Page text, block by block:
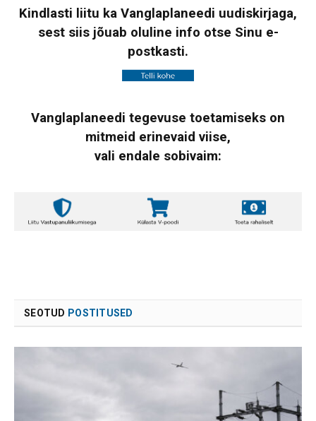
Kindlasti liitu ka Vanglaplaneedi uudiskirjaga,
sest siis jõuab oluline info otse Sinu e-
postkasti.
Vanglaplaneedi tegevuse toetamiseks on
mitmeid erinevaid viise,
vali endale sobivaim:
SEOTUD POSTITUSED